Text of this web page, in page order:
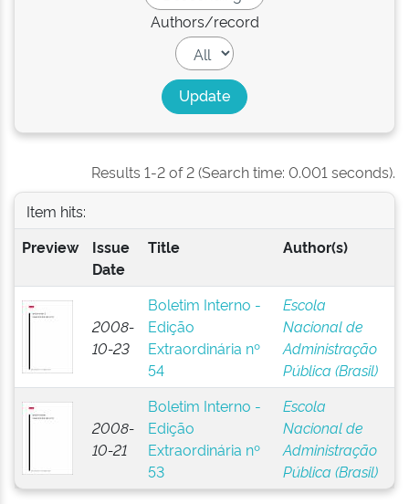
Authors/record
Results 1-2 of 2 (Search time: 0.001 seconds).
Item hits:
Preview
Issue
Date
Title Author(s)
2008-
10-23
Boletim Interno -
Edição
Extraordinária nº
54
Escola
Nacional de
Administração
Pública (Brasil)
2008-
10-21
Boletim Interno -
Edição
Extraordinária nº
53
Escola
Nacional de
Administração
Pública (Brasil)